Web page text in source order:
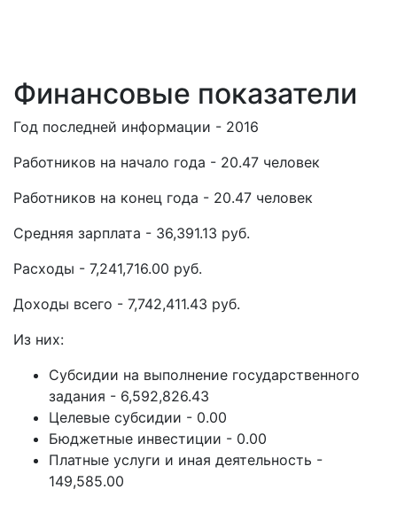
Финансовые показатели
Год последней информации - 2016
Работников на начало года - 20.47 человек
Работников на конец года - 20.47 человек
Средняя зарплата - 36,391.13 руб.
Расходы - 7,241,716.00 руб.
Доходы всего - 7,742,411.43 руб.
Из них:
Субсидии на выполнение государственного
задания - 6,592,826.43
Целевые субсидии - 0.00
Бюджетные инвестиции - 0.00
Платные услуги и иная деятельность -
149,585.00